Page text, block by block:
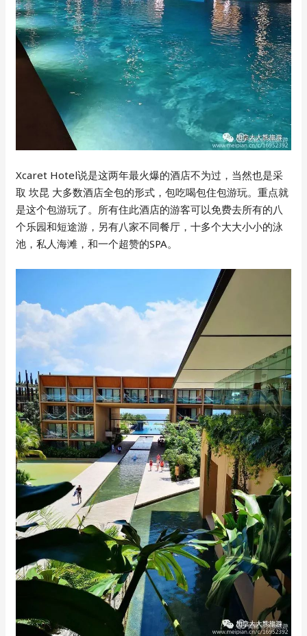
Xcaret Hotel说是这两年最火爆的酒店不为过，当然也是采
取 坎昆 大多数酒店全包的形式，包吃喝包住包游玩。重点就
是这个包游玩了。所有住此酒店的游客可以免费去所有的八
个乐园和短途游，另有八家不同餐厅，十多个大大小小的泳
池，私人海滩，和一个超赞的SPA。